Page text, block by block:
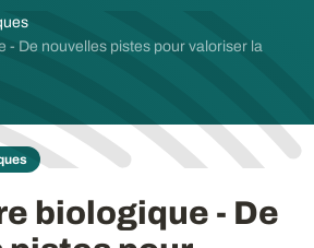
- De nouvelles pistes pour valoriser la
biologique - De